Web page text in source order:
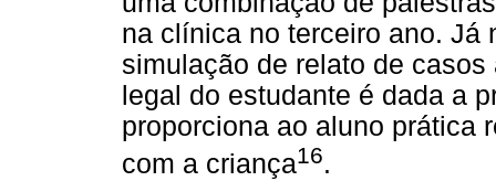
na clínica no terceiro ano. Já
simulação de relato de
legal do estudante é dada a
proporciona ao aluno prática
com a criança16.